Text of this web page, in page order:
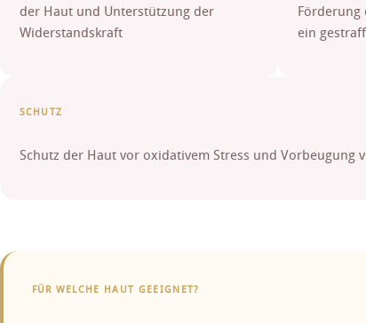
der Haut und Unterstützung der
Widerstandskraft
ein
SCHUTZ
Schutz der Haut vor oxidativem Stress und Vorbeugung
FÜR WELCHE HAUT GEEIGNET?